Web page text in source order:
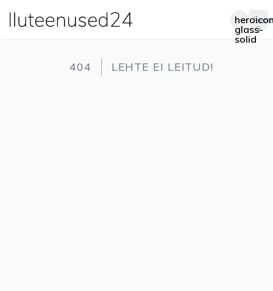
glass-
solid
3
404 LEHTE EI LEITUD!